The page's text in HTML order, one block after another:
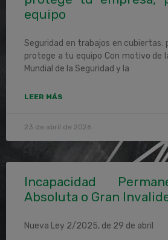
equipo
Seguridad en trabajos en
protege a tu equipo Con motivo de
Mundial de la Seguridad y la
LEER MÁS
23 de abril de 2026
Incapacidad
Absoluta o Gran
Nueva Ley 2/2025, de 29 de abril